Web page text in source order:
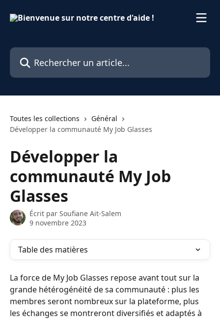
Rechercher un article...
Toutes les collections
Général
Développer la communauté My Job Glasses
Développer la
communauté My Job
Glasses
Écrit par Soufiane Ait-Salem
9 novembre 2023
Table des matières
La force de My Job Glasses repose avant tout sur la
grande hétérogénéité de sa communauté : plus les
membres seront nombreux sur la plateforme, plus
les échanges se montreront diversifiés et adaptés à